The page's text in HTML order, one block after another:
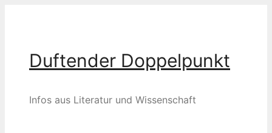
Duftender Doppelpunkt
Infos aus Literatur und Wissenschaft